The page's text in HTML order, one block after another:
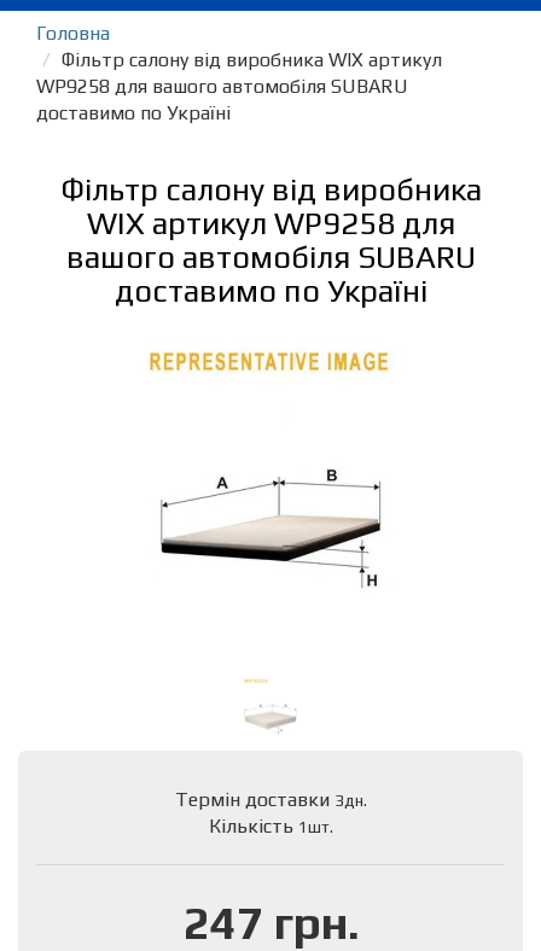
Головна
Фільтр салону від виробника WIX артикул
WP9258 для вашого автомобіля SUBARU
доставимо по Україні
Фільтр салону від виробника
WIX артикул WP9258 для
вашого автомобіля SUBARU
доставимо по Україні
Термін доставки 3дн.
Кількість 1шт.
247 грн.